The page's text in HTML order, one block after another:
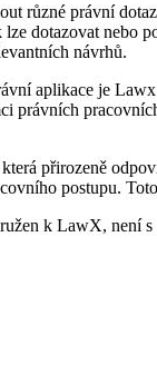
různé právní
dotazovat nebo
návrhů.
aplikace je
právních
přirozeně
postupu.
k LawX, není